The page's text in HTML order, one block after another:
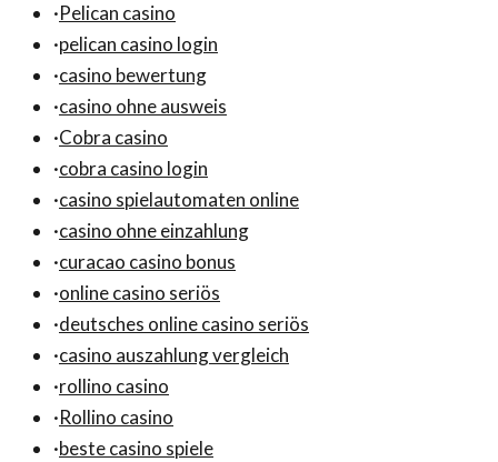
·Pelican casino
·pelican casino login
·casino bewertung
·casino ohne ausweis
·Cobra casino
·cobra casino login
·casino spielautomaten online
·casino ohne einzahlung
·curacao casino bonus
·online casino seriös
·deutsches online casino seriös
·casino auszahlung vergleich
·rollino casino
·Rollino casino
·beste casino spiele